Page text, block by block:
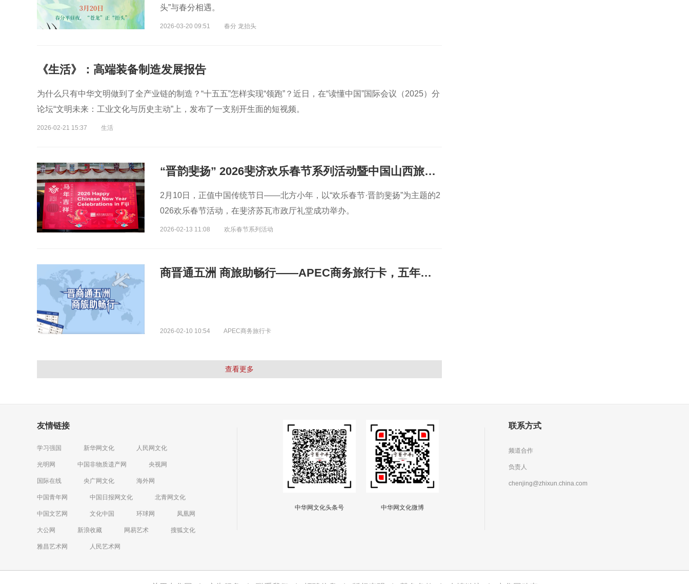
头”与春分相遇。
2026-03-20 09:51 春分 龙抬头
《生活》：高端装备制造发展报告
为什么只有中华文明做到了全产业链的制造？“十五五”怎样实现“领跑”？近日，在“读懂中国”国际会议（2025）分
论坛“文明未来：工业文化与历史主动”上，发布了一支别开生面的短视频。
2026-02-21 15:37 生活
“晋韵斐扬” 2026斐济欢乐春节系列活动暨中国山西旅游文化推广年启动仪式成功举办
2月10日，正值中国传统节日——北方小年，以“欢乐春节·晋韵斐扬”为主题的2
026欢乐春节活动，在斐济苏瓦市政厅礼堂成功举办。
2026-02-13 11:08 欢乐春节系列活动
商晋通五洲 商旅助畅行——APEC商务旅行卡，五年免签、畅行亚太
2026-02-10 10:54 APEC商务旅行卡
查看更多
友情链接
学习强国 新华网文化 人民网文化
光明网 中国非物质遗产网 央视网
国际在线 央广网文化 海外网
中国青年网 中国日报网文化 北青网文化
中国文艺网 文化中国 环球网 凤凰网
大公网 新浪收藏 网易艺术 搜狐文化
雅昌艺术网 人民艺术网
中华网文化头条号 中华网文化微博
联系方式
频道合作
负责人
chenjing@zhixun.china.com